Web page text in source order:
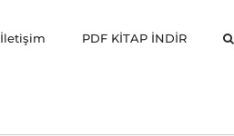
İletişim PDF KİTAP İNDİR